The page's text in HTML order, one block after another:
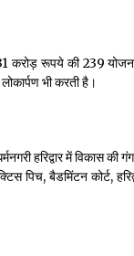
Thought
करोड़ रूपये की 239
भी करती है।
हरिद्वार में विकास की
पिच, बैडमिंटन कोर्ट,